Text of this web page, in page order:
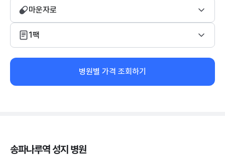
마운자로
1팩
병원별 가격 조회하기
송파나루역 성지 병원